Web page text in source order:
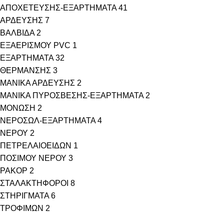
ΑΠΟΧΕΤΕΥΣΗΣ-ΕΞΑΡΤΗΜΑΤΑ 41
ΑΡΔΕΥΣΗΣ 7
ΒΑΛΒΙΔΑ 2
ΕΞΑΕΡΙΣΜΟΥ PVC 1
ΕΞΑΡΤΗΜΑΤΑ 32
ΘΕΡΜΑΝΣΗΣ 3
ΜΑΝΙΚΑ ΑΡΔΕΥΣΗΣ 2
ΜΑΝΙΚΑ ΠΥΡΟΣΒΕΣΗΣ-ΕΞΑΡΤΗΜΑΤΑ 2
ΜΟΝΩΣΗ 2
ΝΕΡΟΣΩΛ-ΕΞΑΡΤΗΜΑΤΑ 4
ΝΕΡΟΥ 2
ΠΕΤΡΕΛΑΙΟΕΙΔΩΝ 1
ΠΟΣΙΜΟΥ ΝΕΡΟΥ 3
ΡΑΚΟΡ 2
ΣΤΑΛΑΚΤΗΦΟΡΟΙ 8
ΣΤΗΡΙΓΜΑΤΑ 6
ΤΡΟΦΙΜΩΝ 2